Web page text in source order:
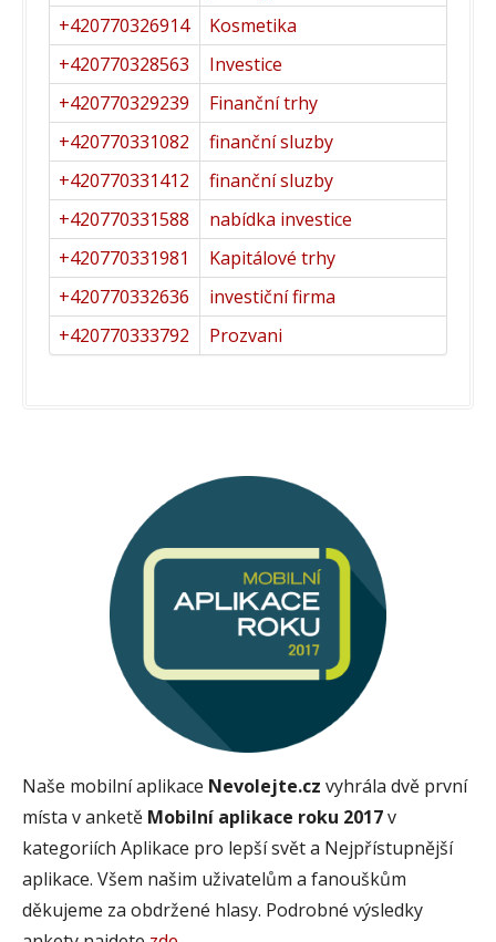
+420770326914
Kosmetika
+420770328563
Investice
+420770329239
Finanční trhy
+420770331082
finanční sluzby
+420770331412
finanční sluzby
+420770331588
nabídka investice
+420770331981
Kapitálové trhy
+420770332636
investiční firma
+420770333792
Prozvani
Naše mobilní aplikace Nevolejte.cz vyhrála dvě první
místa v anketě Mobilní aplikace roku 2017v
kategoriích Aplikace pro lepší svět a Nejpřístupnější
aplikace. Všem našim uživatelům a fanouškům
děkujeme za obdržené hlasy. Podrobné výsledky